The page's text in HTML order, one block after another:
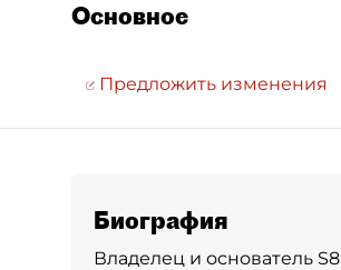
Основное
Предложить изменения
Биография
Владелец и основатель S8